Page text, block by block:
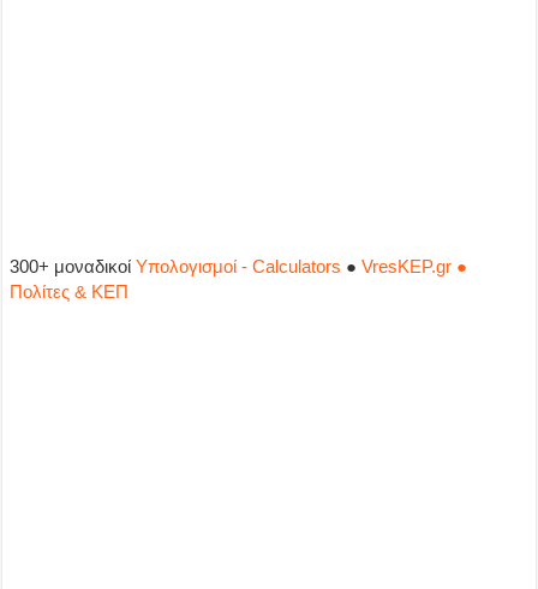
300+ μοναδικοίΥπολογισμοί - Calculators ●VresKEP.gr ●
Πολίτες & ΚΕΠ